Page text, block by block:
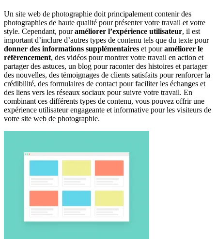
Un site web de photographie doit principalement contenir des
photographies de haute qualité pour présenter votre travail et votre
style. Cependant, pouraméliorer l’expérience utilisateur, il est
important d’inclure d’autres types de contenu tels que du texte pour
donner des informations supplémentaires et pouraméliorer le
référencement, des vidéos pour montrer votre travail en action et
partager des astuces, un blog pour raconter des histoires et partager
des nouvelles, des témoignages de clients satisfaits pour renforcer la
crédibilité, des formulaires de contact pour faciliter les échanges et
des liens vers les réseaux sociaux pour suivre votre travail. En
combinant ces différents types de contenu, vous pouvez offrir une
expérience utilisateur engageante et informative pour les visiteurs de
votre site web de photographie.